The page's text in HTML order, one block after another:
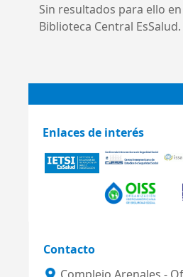
Sin resultados para ello
Biblioteca Central EsSalud.
Enlaces de interés
Contacto